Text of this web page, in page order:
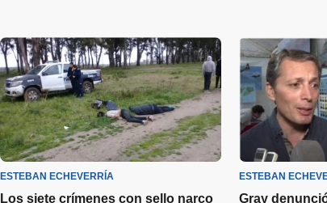
ESTEBAN ECHEVERRÍA
Los siete crímenes con sello narco
ESTEBAN
Gray